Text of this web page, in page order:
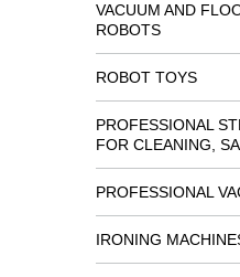
VACUUM AND
ROBOTS
ROBOT TOYS
PROFESSIONAL
FOR CLEANING,
PROFESSIONAL
IRONING